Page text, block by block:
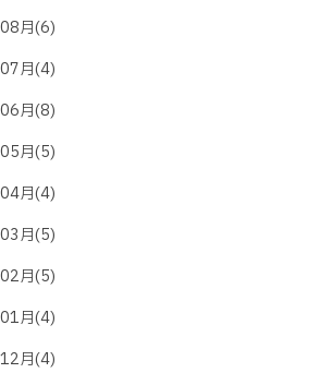
月(6)
月(4)
月(8)
月(5)
月(4)
月(5)
月(5)
月(4)
月(4)